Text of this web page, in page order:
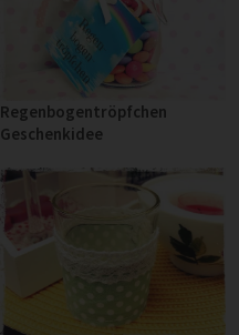
Regenbogentröpfchen
Geschenkidee